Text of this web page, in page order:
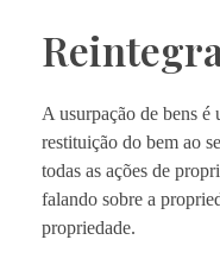
A usurpação de bens é
restituição do bem ao
todas as ações de
falando sobre a
propriedade.